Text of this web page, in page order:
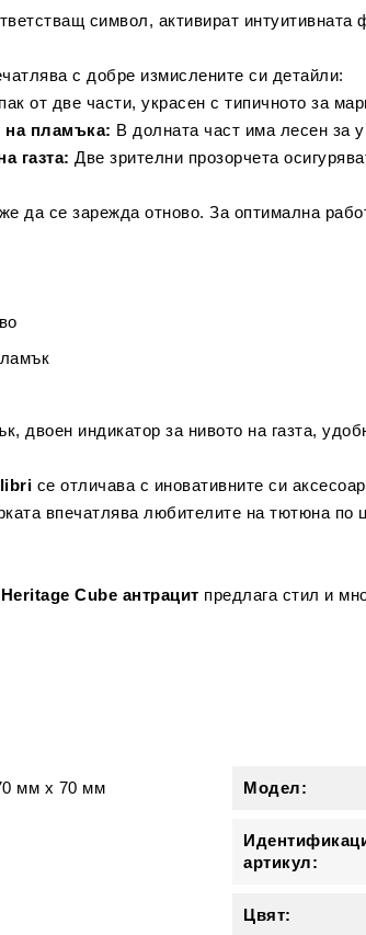
символ, активират интуитивната
с добре измислените си детайли:
от две части, украсен с типичното за
на пламъка: В долната част има лесен за
газта: Две зрителни прозорчета
да се зарежда отново. За оптимална
двоен индикатор за нивото на газта,
се отличава с иновативните си
впечатлява любителите на тютюна
Cube антрацит предлага стил и
мм x 70 мм Модел:
артикул:
Цвят: